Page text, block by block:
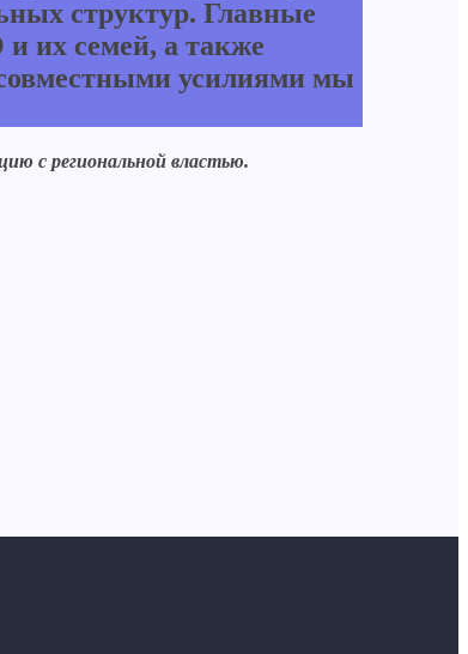
структур. Главные
их семей, а также
усилиями мы
с региональной властью.